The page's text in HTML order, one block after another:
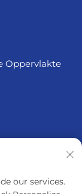
Oppervlakte
our services.